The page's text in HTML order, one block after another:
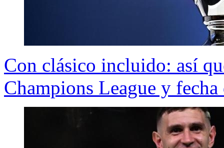
Con clásico incluido: así
Champions League y